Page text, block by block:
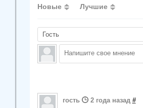
Новые Лучшие
гость 2 года назад #